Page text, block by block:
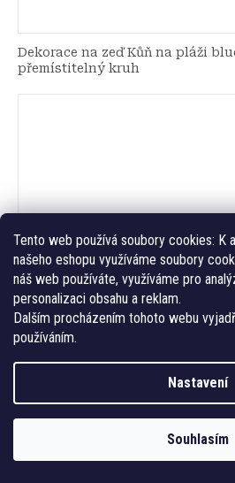
Tento web používá soubory cookies: K
našeho eshopu využíváme soubory
náš web používáte, využíváme pro
personalizaci obsahu a reklam.
Dalším procházením tohoto webu
používáním.
Nastavení
Souhlasím
Dekorace na zeď Kůň na pláži
přemístitelný kruh
Samolepka na zeď- Jednorožec